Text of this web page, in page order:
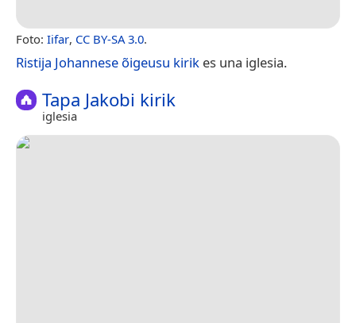
Foto: Iifar, CC BY-SA 3.0.
Ristija Johannese õigeusu kirik es una iglesia.
Tapa Jakobi kirik
iglesia